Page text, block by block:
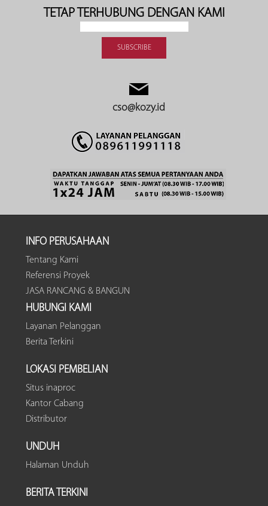
TETAP TERHUBUNG DENGAN KAMI
cso@kozy.id
INFO PERUSAHAAN
Tentang Kami
Referensi Proyek
JASA RANCANG & BANGUN
HUBUNGI KAMI
Layanan Pelanggan
Berita Terkini
LOKASI PEMBELIAN
Situs inaproc
Kantor Cabang
Distributor
UNDUH
Halaman Unduh
BERITA TERKINI